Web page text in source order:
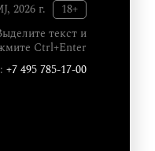
2026 г.
18+
текст и
Ctrl+Enter
+7 495 785-17-00